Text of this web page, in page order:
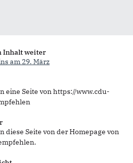
Inhalt weiter
am 29. März
eine Seite von https://www.cdu-
diese Seite von der Homepage von